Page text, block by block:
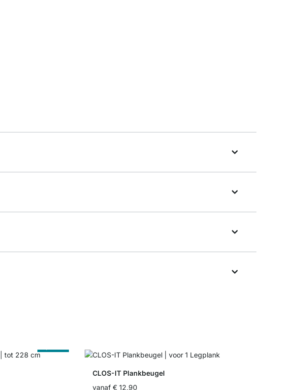
CLOS-IT Plankbeugel
vanaf € 12,90